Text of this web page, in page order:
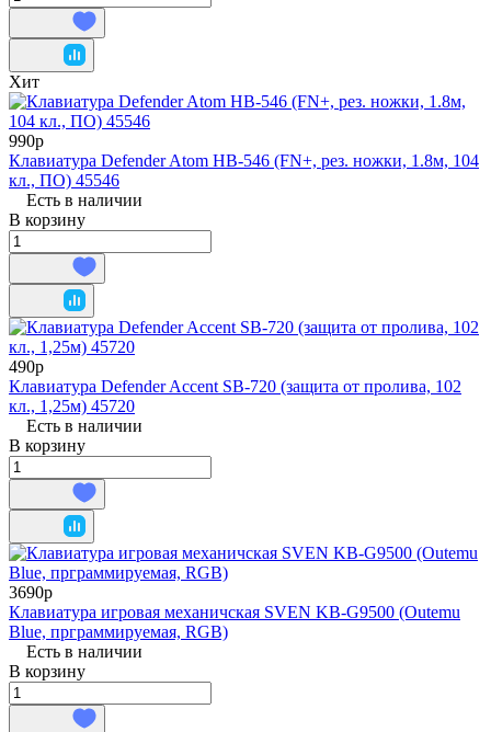
Хит
990р
Клавиатура Defender Atom HB-546 (FN+, рез. ножки, 1.8м, 104
кл., ПО) 45546
Есть в наличии
В корзину
490р
Клавиатура Defender Accent SB-720 (защита от пролива, 102
кл., 1,25м) 45720
Есть в наличии
В корзину
3690р
Клавиатура игровая механичская SVEN KB-G9500 (Outemu
Blue, прграммируемая, RGB)
Есть в наличии
В корзину